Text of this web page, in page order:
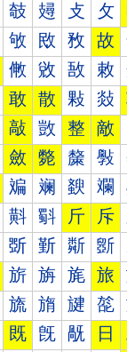
攲 攳 攴 攵
敂 敃 敄 故
敒 敓 敔 敕
敢 散 敤 敥
敲 敳 整 敵
斂 斃 斄 斅
斒 斓 斔 斕
斢 斣 斤 斥
斲 斳 斴 斵
旂 旃 旄 旅
旒 旓 旔 旕
既 旣 旤 日